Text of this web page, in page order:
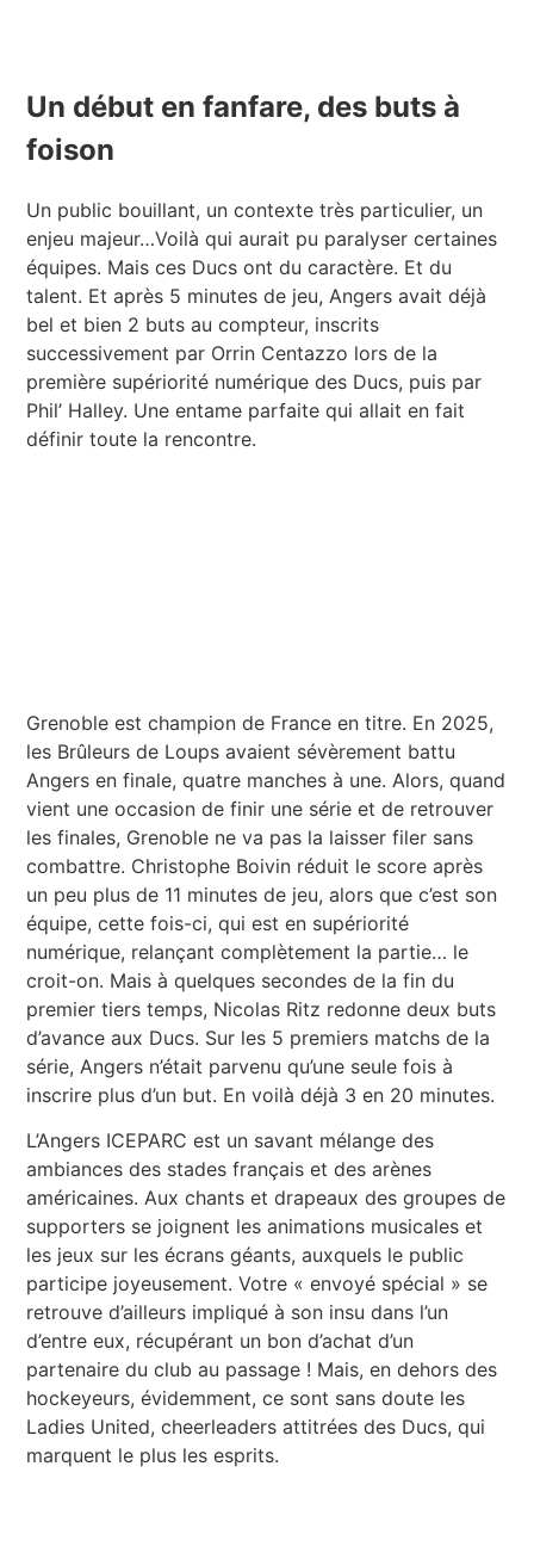
Un début en fanfare, des buts à
foison
Un public bouillant, un contexte très particulier, un
enjeu majeur…Voilà qui aurait pu paralyser certaines
équipes. Mais ces Ducs ont du caractère. Et du
talent. Et après 5 minutes de jeu, Angers avait déjà
bel et bien 2 buts au compteur, inscrits
successivement par Orrin Centazzo lors de la
première supériorité numérique des Ducs, puis par
Phil’ Halley. Une entame parfaite qui allait en fait
définir toute la rencontre.
Grenoble est champion de France en titre. En 2025,
les Brûleurs de Loups avaient sévèrement battu
Angers en finale, quatre manches à une. Alors, quand
vient une occasion de finir une série et de retrouver
les finales, Grenoble ne va pas la laisser filer sans
combattre. Christophe Boivin réduit le score après
un peu plus de 11 minutes de jeu, alors que c’est son
équipe, cette fois-ci, qui est en supériorité
numérique, relançant complètement la partie… le
croit-on. Mais à quelques secondes de la fin du
premier tiers temps, Nicolas Ritz redonne deux buts
d’avance aux Ducs. Sur les 5 premiers matchs de la
série, Angers n’était parvenu qu’une seule fois à
inscrire plus d’un but. En voilà déjà 3 en 20 minutes.
L’Angers ICEPARC est un savant mélange des
ambiances des stades français et des arènes
américaines. Aux chants et drapeaux des groupes de
supporters se joignent les animations musicales et
les jeux sur les écrans géants, auxquels le public
participe joyeusement. Votre « envoyé spécial » se
retrouve d’ailleurs impliqué à son insu dans l’un
d’entre eux, récupérant un bon d’achat d’un
partenaire du club au passage ! Mais, en dehors des
hockeyeurs, évidemment, ce sont sans doute les
Ladies United, cheerleaders attitrées des Ducs, qui
marquent le plus les esprits.